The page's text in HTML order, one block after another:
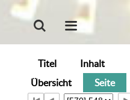
Titel
Inhalt
Übersicht
Seite